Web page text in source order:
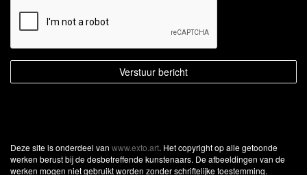
Deze site is onderdeel van www.exto.art. Het copyright op alle getoonde
werken berust bij de desbetreffende kunstenaars. De afbeeldingen van de
werken mogen niet gebruikt worden zonder schriftelijke toestemming.